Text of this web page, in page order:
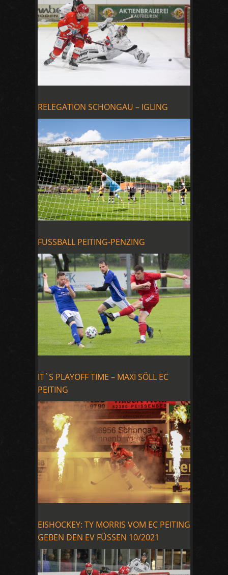
RELEGATION SCHONGAU – IGLING
FUSSBALL PEITING-PENZING
IT`S PLAYOFF TIME – MAXI SÖLL EC
PEITING
EISHOCKEY: TY MORRIS VOM EC PEITING
GEBEN DEN EV FÜSSEN 10/2021